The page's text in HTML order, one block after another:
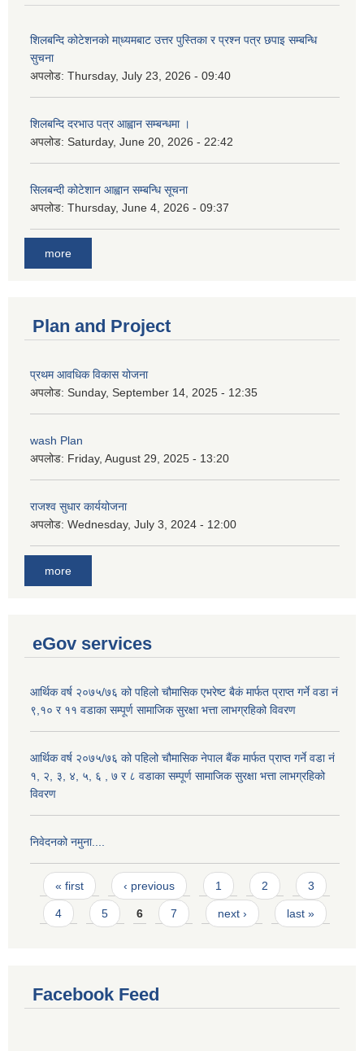
शिलबन्दि कोटेशनको मा्ध्यमबाट उत्तर पुस्तिका र प्रश्न पत्र छपाइ सम्बन्धि
सुचना
अपलोड: Thursday, July 23, 2026 - 09:40
शिलबन्दि दरभाउ पत्र आह्वान सम्बन्धमा ।
अपलोड: Saturday, June 20, 2026 - 22:42
सिलबन्दी कोटेशान आह्वान सम्बन्धि सूचना
अपलोड: Thursday, June 4, 2026 - 09:37
more
Plan and Project
प्रथम आवधिक विकास योजना
अपलोड: Sunday, September 14, 2025 - 12:35
wash Plan
अपलोड: Friday, August 29, 2025 - 13:20
राजश्व सुधार कार्ययोजना
अपलोड: Wednesday, July 3, 2024 - 12:00
more
eGov services
आर्थिक वर्ष २०७५/७६ को पहिलो चौमासिक एभरेष्ट बैकं मार्फत प्राप्त गर्ने वडा नं
९,१० र ११ वडाका सम्पूर्ण सामाजिक सुरक्षा भत्ता लाभग्रहिको विवरण
आर्थिक वर्ष २०७५/७६ को पहिलो चौमासिक नेपाल बैंक मार्फत प्राप्त गर्ने वडा नं
१, २, ३, ४, ५, ६ , ७ र ८ वडाका सम्पूर्ण सामाजिक सुरक्षा भत्ता लाभग्रहिको
विवरण
निवेदनको नमुना....
Pages
« first ‹ previous 1 2 3
4 5 6 7 next › last »
Facebook Feed